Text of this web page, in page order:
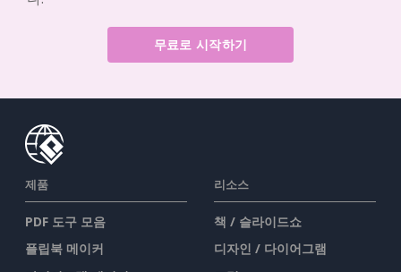
무료로 시작하기
제품
PDF 도구 모음
플립북 메이커
리소스
책 / 슬라이드쇼
디자인 / 다이어그램